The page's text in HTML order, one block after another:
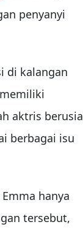
penyanyi
di kalangan
aktris berusia
berbagai isu
hanya
tersebut,